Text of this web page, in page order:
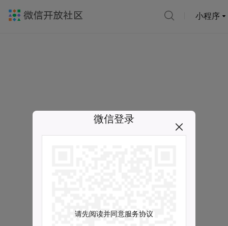
小程序
微信登录
请先阅读并同意服务协议